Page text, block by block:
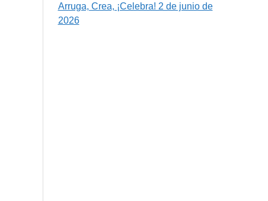
Arruga, Crea, ¡Celebra! 2 de junio de
2026